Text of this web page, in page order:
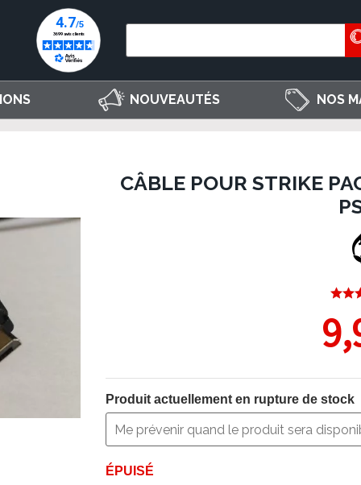
NOUVEAUTÉS NOS
CÂBLE POUR STRIKE
Produit actuellement en rupture de stock
ÉPUISÉ